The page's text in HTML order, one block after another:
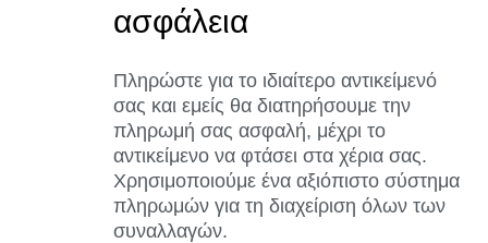
ασφάλεια
Πληρώστε για το ιδιαίτερο αντικείμενό
σας και εμείς θα διατηρήσουμε την
πληρωμή σας ασφαλή, μέχρι το
αντικείμενο να φτάσει στα χέρια σας.
Χρησιμοποιούμε ένα αξιόπιστο σύστημα
πληρωμών για τη διαχείριση όλων των
συναλλαγών.